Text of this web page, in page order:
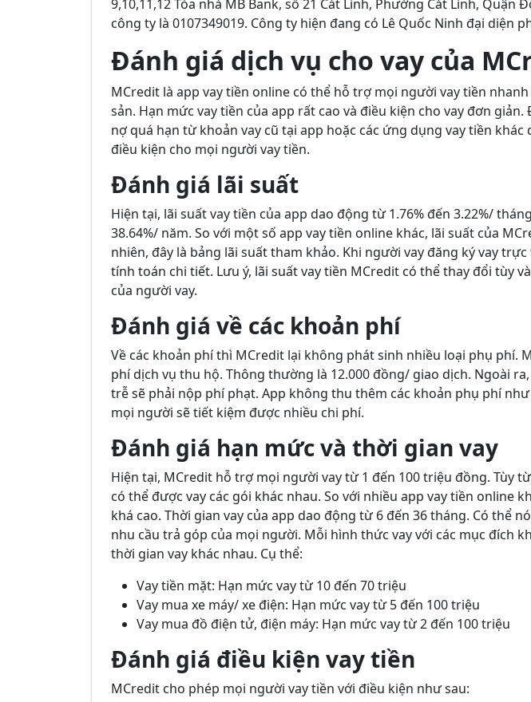
9,10,11,12 Tòa nhà MB Bank, số 21 Cát Linh, Phường Cát Linh, Quận
công ty là 0107349019. Công ty hiện đang có Lê Quốc Ninh đại diện
Đánh giá dịch vụ cho vay của
MCredit là app vay tiền online có thể hỗ trợ mọi người vay tiền
sản. Hạn mức vay tiền của app rất cao và điều kiện cho vay đơn
nợ quá hạn từ khoản vay cũ tại app hoặc các ứng dụng vay tiền
điều kiện cho mọi người vay tiền.
Đánh giá lãi suất
Hiện tại, lãi suất vay tiền của app dao động từ 1.76% đến 3.22%/
38.64%/ năm. So với một số app vay tiền online khác, lãi suất của
nhiên, đây là bảng lãi suất tham khảo. Khi người vay đăng ký vay
tính toán chi tiết. Lưu ý, lãi suất vay tiền MCredit có thể thay đổi tùy
của người vay.
Đánh giá về các khoản phí
Về các khoản phí thì MCredit lại không phát sinh nhiều loại phụ phí.
phí dịch vụ thu hộ. Thông thường là 12.000 đồng/ giao dịch. Ngoài
trễ sẽ phải nộp phí phạt. App không thu thêm các khoản phụ phí
mọi người sẽ tiết kiệm được nhiều chi phí.
Đánh giá hạn mức và thời gian vay
Hiện tại, MCredit hỗ trợ mọi người vay từ 1 đến 100 triệu đồng. Tùy
có thể được vay các gói khác nhau. So với nhiều app vay tiền online
khá cao. Thời gian vay của app dao động từ 6 đến 36 tháng. Có thể
nhu cầu trả góp của mọi người. Mỗi hình thức vay với các mục đích
thời gian vay khác nhau. Cụ thể:
Vay tiền mặt: Hạn mức vay từ 10 đến 70 triệu
Vay mua xe máy/ xe điện: Hạn mức vay từ 5 đến 100 triệu
Vay mua đồ điện tử, điện máy: Hạn mức vay từ 2 đến 100 triệu
Đánh giá điều kiện vay tiền
MCredit cho phép mọi người vay tiền với điều kiện như sau: